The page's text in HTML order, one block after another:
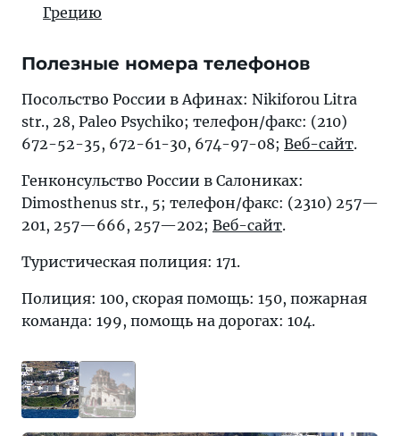
Грецию
Полезные номера телефонов
Посольство России в Афинах: Nikiforou Litra
str., 28, Paleo Psychiko; телефон/факс: (210)
672-52-35, 672-61-30, 674-97-08; Веб-сайт.
Генконсульство России в Салониках:
Dimosthenus str., 5; телефон/факс: (2310) 257—
201, 257—666, 257—202; Веб-сайт.
Туристическая полиция: 171.
Полиция: 100, скорая помощь: 150, пожарная
команда: 199, помощь на дорогах: 104.